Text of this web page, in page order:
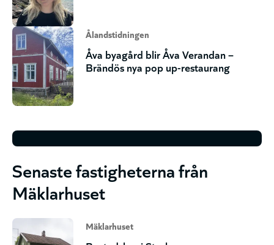
Ålandstidningen
Åva byagård blir Åva Verandan –
Brändös nya pop up-restaurang
Senaste fastigheterna från
Mäklarhuset
Mäklarhuset